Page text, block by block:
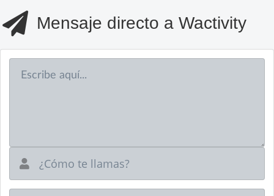
al
contenido
principal
Mensaje directo a Wactivity